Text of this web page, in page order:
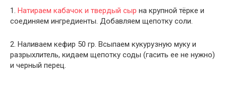
1. Натираем кабачок и твердый сыр на крупной тёрке и
соединяем ингредиенты. Добавляем щепотку соли.
2. Наливаем кефир 50 гр. Всыпаем кукурузную муку и
разрыхлитель, кидаем щепотку соды (гасить ее не нужно)
и черный перец.